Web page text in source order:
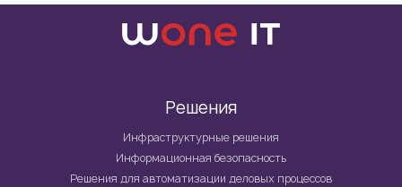
Решения
Инфраструктурные решения
Информационная безопасность
Решения для автоматизации деловых процессов